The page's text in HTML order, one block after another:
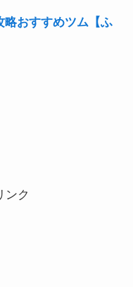
おすすめツム【ふ